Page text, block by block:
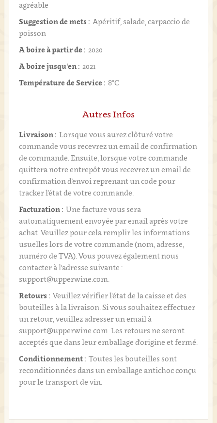
agréable
Suggestion de mets : Apéritif, salade, carpaccio de
poisson
A boire à partir de : 2020
A boire jusqu'en : 2021
Température de Service : 8°C
Autres Infos
Livraison : Lorsque vous aurez clôturé votre
commande vous recevrez un email de confirmation
de commande. Ensuite, lorsque votre commande
quittera notre entrepôt vous recevrez un email de
confirmation d’envoi reprenant un code pour
tracker l’état de votre commande.
Facturation : Une facture vous sera
automatiquement envoyée par email après votre
achat. Veuillez pour cela remplir les informations
usuelles lors de votre commande (nom, adresse,
numéro de TVA). Vous pouvez également nous
contacter à l'adresse suivante :
support@upperwine.com.
Retours : Veuillez vérifier l'état de la caisse et des
bouteilles à la livraison. Si vous souhaitez effectuer
un retour, veuillez adresser un email à
support@upperwine.com. Les retours ne seront
acceptés que dans leur emballage d'origine et fermé.
Conditionnement : Toutes les bouteilles sont
reconditionnées dans un emballage antichoc conçu
pour le transport de vin.